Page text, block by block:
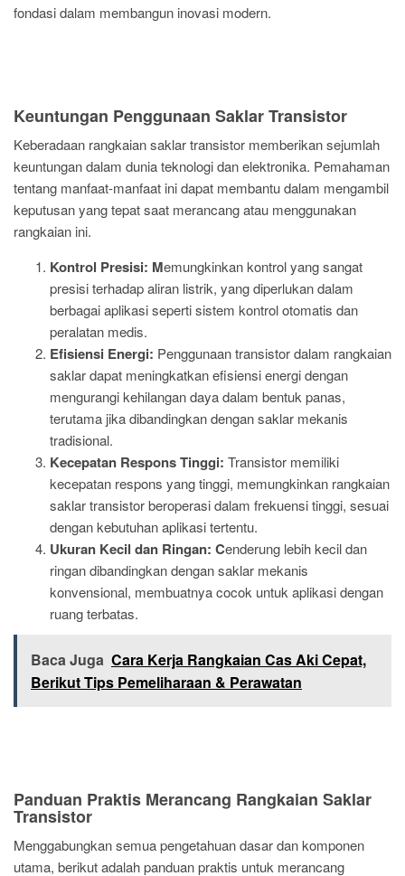
fondasi dalam membangun inovasi modern.
Keuntungan Penggunaan Saklar Transistor
Keberadaan rangkaian saklar transistor memberikan sejumlah
keuntungan dalam dunia teknologi dan elektronika. Pemahaman
tentang manfaat-manfaat ini dapat membantu dalam mengambil
keputusan yang tepat saat merancang atau menggunakan
rangkaian ini.
Kontrol Presisi: Memungkinkan kontrol yang sangat
presisi terhadap aliran listrik, yang diperlukan dalam
berbagai aplikasi seperti sistem kontrol otomatis dan
peralatan medis.
Efisiensi Energi: Penggunaan transistor dalam rangkaian
saklar dapat meningkatkan efisiensi energi dengan
mengurangi kehilangan daya dalam bentuk panas,
terutama jika dibandingkan dengan saklar mekanis
tradisional.
Kecepatan Respons Tinggi: Transistor memiliki
kecepatan respons yang tinggi, memungkinkan rangkaian
saklar transistor beroperasi dalam frekuensi tinggi, sesuai
dengan kebutuhan aplikasi tertentu.
Ukuran Kecil dan Ringan: Cenderung lebih kecil dan
ringan dibandingkan dengan saklar mekanis
konvensional, membuatnya cocok untuk aplikasi dengan
ruang terbatas.
Baca Juga Cara Kerja Rangkaian Cas Aki Cepat,
Berikut Tips Pemeliharaan & Perawatan
Panduan Praktis Merancang Rangkaian Saklar
Transistor
Menggabungkan semua pengetahuan dasar dan komponen
utama, berikut adalah panduan praktis untuk merancang